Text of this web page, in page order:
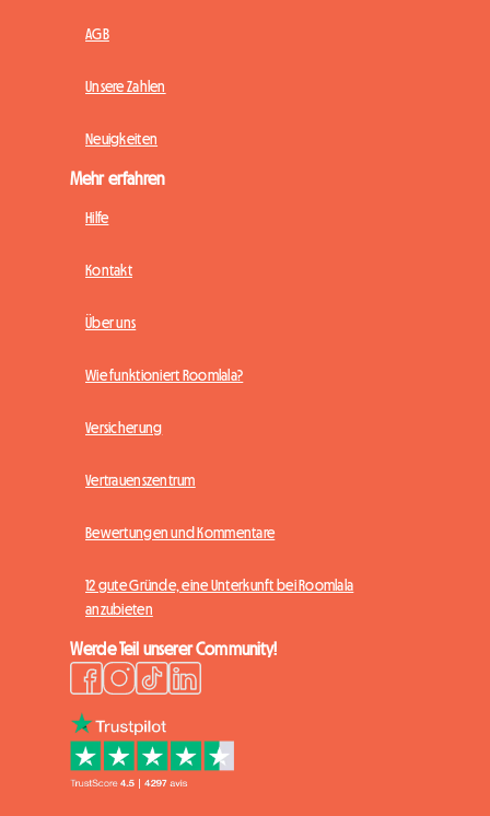
AGB
Unsere Zahlen
Neuigkeiten
Mehr erfahren
Hilfe
Kontakt
Über uns
Wie funktioniert Roomlala?
Versicherung
Vertrauenszentrum
Bewertungen und Kommentare
12 gute Gründe, eine Unterkunft bei Roomlala
anzubieten
Werde Teil unserer Community!